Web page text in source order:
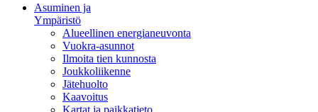
Asuminen ja
Ympäristö
Alueellinen energianeuvonta
Vuokra-asunnot
Ilmoita tien kunnosta
Joukkoliikenne
Jätehuolto
Kaavoitus
Kartat ja paikkatieto